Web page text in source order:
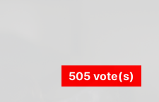
505 vote(s)